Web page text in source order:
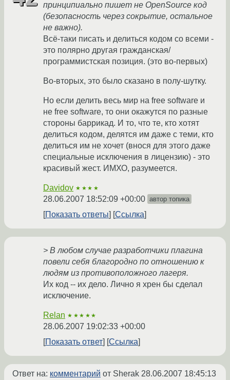
принципиально пишет не OpenSource код
(безопасность через сокрытие, остальное
не важно).
Всё-таки писать и делиться кодом со всеми -
это полярно другая гражданская/
программистская позиция. (это во-первых)
Во-вторых, это было сказано в полу-шутку.
Но если делить весь мир на free software и
не free software, то они окажутся по разные
стороны баррикад. И то, что те, кто хотят
делиться кодом, делятся им даже с теми, кто
делиться им не хочет (внося для этого даже
специальные исключения в лицензию) - это
красивый жест. ИМХО, разумеется.
Davidov ★★★★
28.06.2007 18:52:09 +00:00 автор топика
Показать ответы Ссылка
> В любом случае разработчики плагина
повели себя благородно по отношению к
людям из противоположного лагеря.
Их код -- их дело. Лично я хрен бы сделал
исключение.
Relan ★★★★★
28.06.2007 19:02:33 +00:00
Показать ответ
Ссылка
Ответ на: комментарий от Sherak 28.06.2007 18:45:13